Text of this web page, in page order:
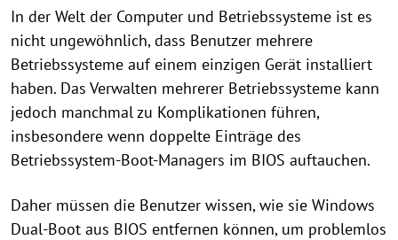
In der Welt der Computer und Betriebssysteme ist es
nicht ungewöhnlich, dass Benutzer mehrere
Betriebssysteme auf einem einzigen Gerät installiert
haben. Das Verwalten mehrerer Betriebssysteme kann
jedoch manchmal zu Komplikationen führen,
insbesondere wenn doppelte Einträge des
Betriebssystem-Boot-Managers im BIOS auftauchen.
Daher müssen die Benutzer wissen, wie sie Windows
Dual-Boot aus BIOS entfernen können, um problemlos